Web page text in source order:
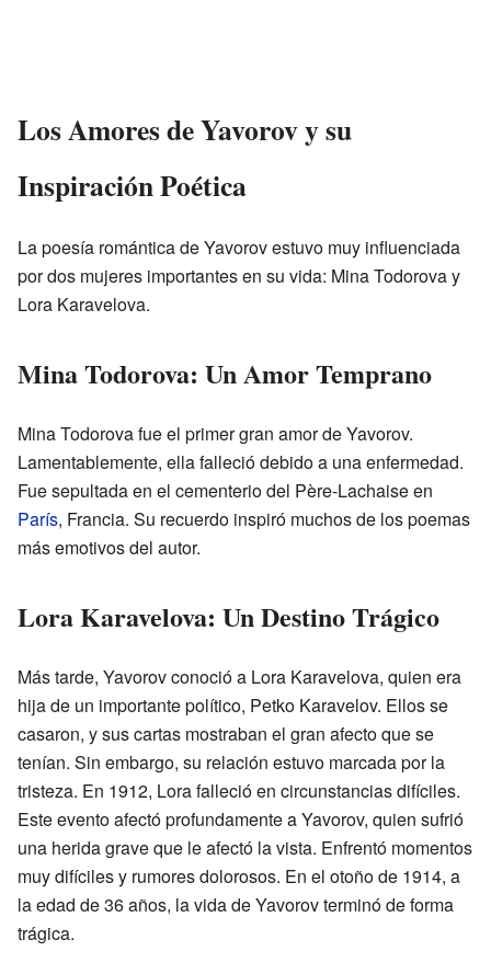
Los Amores de Yavorov y su
Inspiración Poética
La poesía romántica de Yavorov estuvo muy influenciada
por dos mujeres importantes en su vida: Mina Todorova y
Lora Karavelova.
Mina Todorova: Un Amor Temprano
Mina Todorova fue el primer gran amor de Yavorov.
Lamentablemente, ella falleció debido a una enfermedad.
Fue sepultada en el cementerio del Père-Lachaise en
París, Francia. Su recuerdo inspiró muchos de los poemas
más emotivos del autor.
Lora Karavelova: Un Destino Trágico
Más tarde, Yavorov conoció a Lora Karavelova, quien era
hija de un importante político, Petko Karavelov. Ellos se
casaron, y sus cartas mostraban el gran afecto que se
tenían. Sin embargo, su relación estuvo marcada por la
tristeza. En 1912, Lora falleció en circunstancias difíciles.
Este evento afectó profundamente a Yavorov, quien sufrió
una herida grave que le afectó la vista. Enfrentó momentos
muy difíciles y rumores dolorosos. En el otoño de 1914, a
la edad de 36 años, la vida de Yavorov terminó de forma
trágica.